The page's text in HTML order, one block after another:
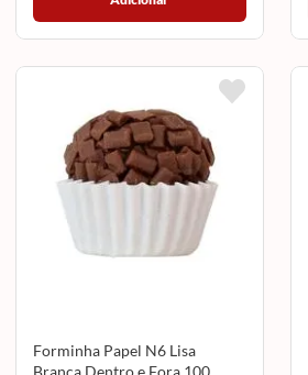
Forminha Papel N6 Lisa
Branca Dentro e Fora 100